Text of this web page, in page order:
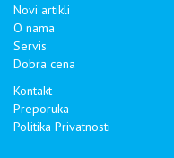
Novi artikli
O nama
Servis
Dobra cena
Kontakt
Preporuka
Politika Privatnosti